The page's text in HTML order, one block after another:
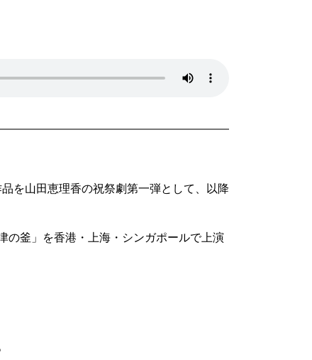
を山田恵理香の祝祭劇第一弾として、以降
の釜」を香港・上海・シンガポールで上演